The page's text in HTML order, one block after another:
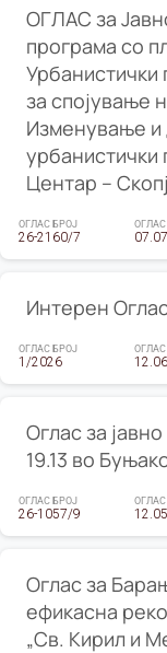
ОГЛАС за
програма со
Урбанистички
за спојување
Изменување
Центар –
ОГЛАС БРОЈ
26-2160/7
Интерен
ОГЛАС БРОЈ
1/2026
Оглас за
19.13 во
ОГЛАС БРОЈ
26-1057/9
Оглас за
ефикасна
„Св. Кирил и